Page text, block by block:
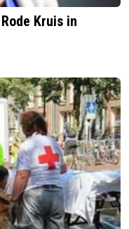
Kruis in